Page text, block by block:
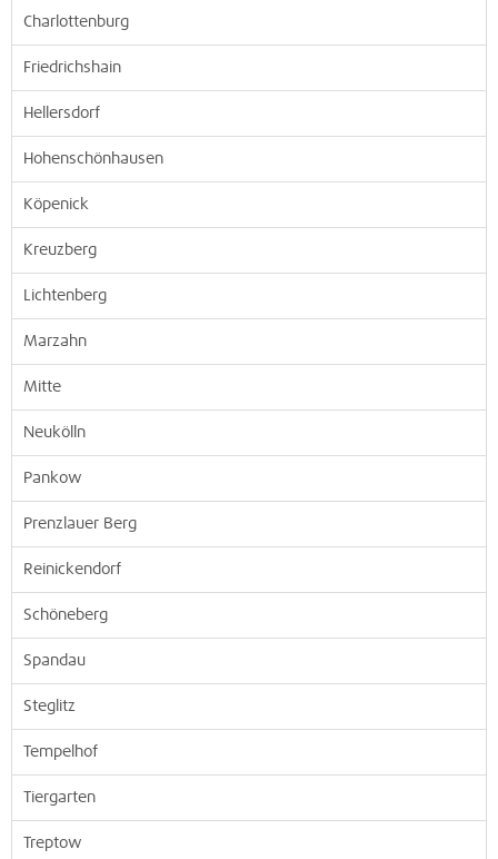
Charlottenburg
Friedrichshain
Hellersdorf
Hohenschönhausen
Köpenick
Kreuzberg
Lichtenberg
Marzahn
Mitte
Neukölln
Pankow
Prenzlauer Berg
Reinickendorf
Schöneberg
Spandau
Steglitz
Tempelhof
Tiergarten
Treptow